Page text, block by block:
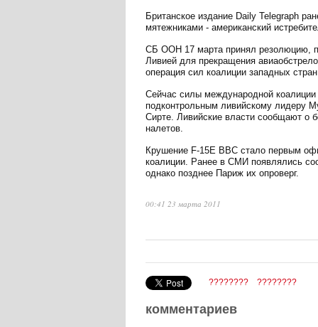
Британское издание Daily Telegraph
мятежниками - американский
СБ ООН 17 марта принял резолюцию,
Ливией для прекращения
операция сил коалиции западных
Сейчас силы международной
подконтрольным ливийскому лидеру
Сирте. Ливийские власти сообщают о
налетов.
Крушение F-15E ВВС стало первым
коалиции. Ранее в СМИ появлялись
однако позднее Париж их опроверг.
00:41 23 марта 2011
???????? ????????
комментариев